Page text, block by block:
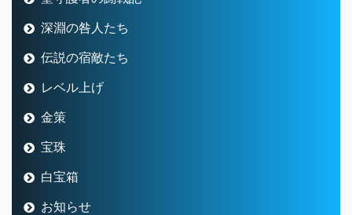
深淵の咎人たち
伝説の宿敵たち
レベル上げ
金策
宝珠
白宝箱
お知らせ